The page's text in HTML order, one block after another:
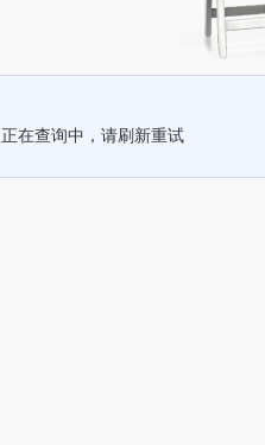
正在查询中，请刷新重试